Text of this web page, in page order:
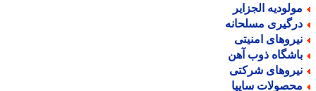
الجزایر
مسلحانه
امنیتی
ذوب آهن
شرکتی
سایپا